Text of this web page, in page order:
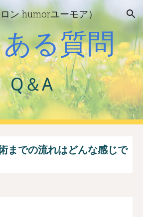
Skip to navigation
ン humorユーモア）
る質問
Q＆A
までの流れはどんな感じで